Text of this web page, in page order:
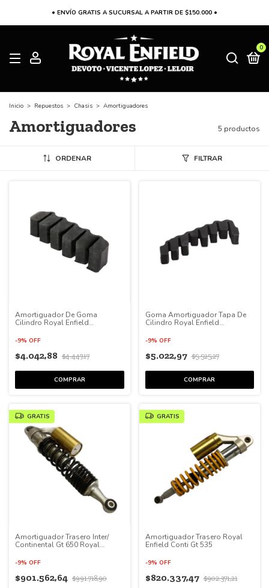
• ENVÍO GRATIS A SUCURSAL A PARTIR DE $150.000 •
0
Inicio > Repuestos > Chasis > Amortiguadores
Amortiguadores 5 productos
ORDENAR FILTRAR
Amortiguador De Goma
Cilindro Royal Enfield
-9% OFF
$4.042,88 $4.447,17
Goma Amortiguador Tapa De
Cilindro Royal Enfield
-9% OFF
$5.022,97 $5.525,27
GRATIS
Amortiguador Trasero Inter/
Continental Gt 650 Royal
-9% OFF
$901.562,64 $991.718,90
GRATIS
Amortiguador Trasero Royal
Enfield Conti Gt 535
-9% OFF
$820.337,47 $902.371,21